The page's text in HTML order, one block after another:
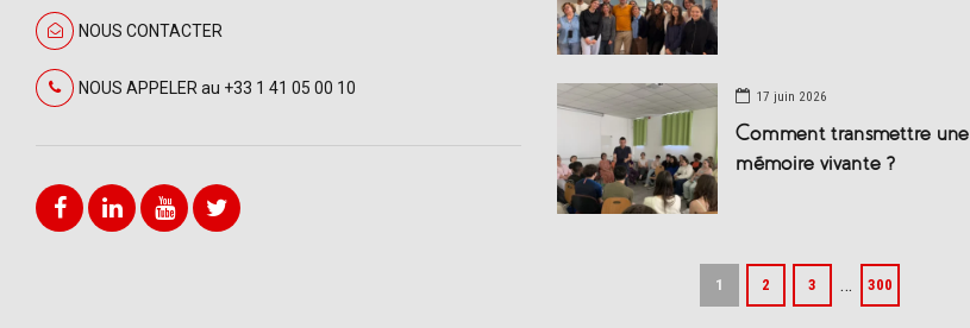
NOUS CONTACTER
NOUS APPELER au +33 1 41 05 00 10 17 juin 2026
Comment transmettre une
mémoire vivante ?
1 2 3 … 300